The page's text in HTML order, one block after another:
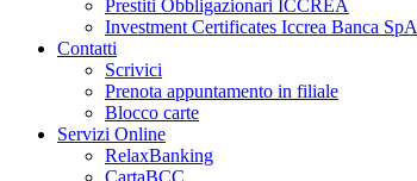
Prestiti Obbligazionari ICCREA
Investment Certificates Iccrea Banca SpA
Contatti
Scrivici
Prenota appuntamento in filiale
Blocco carte
Servizi Online
RelaxBanking
CartaBCC